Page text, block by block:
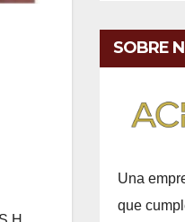
SOBRE
Una
que